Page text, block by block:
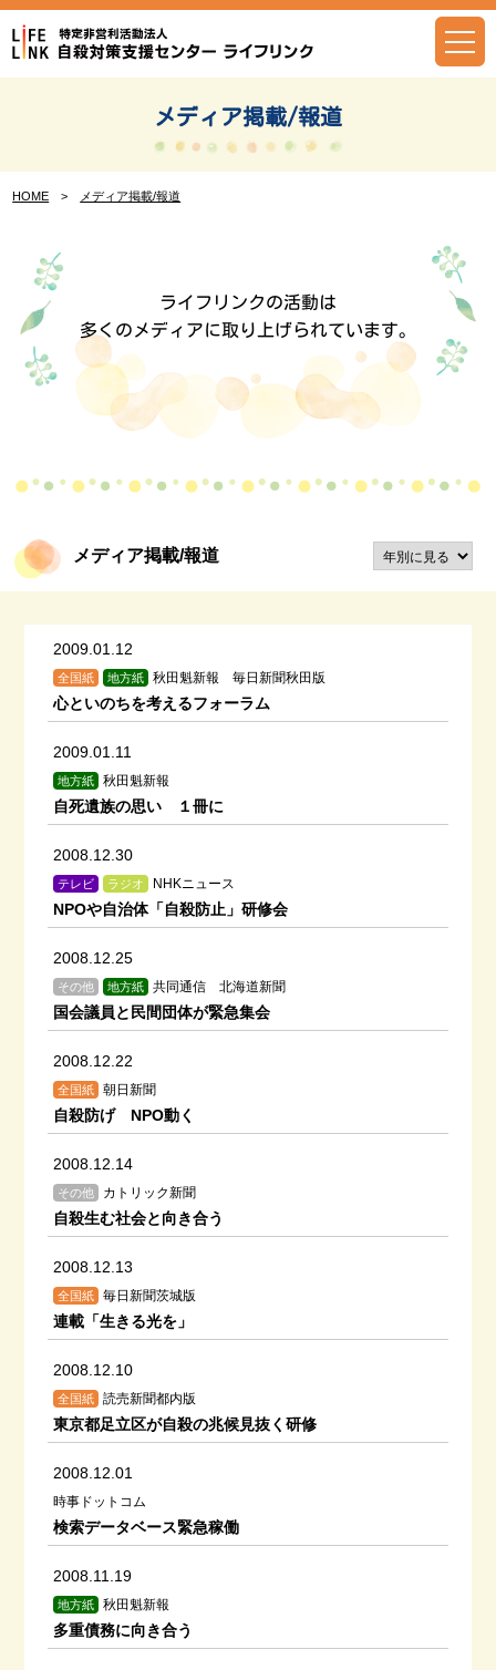
Skip
メディア掲載/報道
HOME > メディア掲載/報道
ライフリンクの活動は
多くのメディアに取り上げられています。
メディア掲載/報道
2009.01.12
全国紙 地方紙 秋田魁新報 毎日新聞秋田版
心といのちを考えるフォーラム
2009.01.11
地方紙 秋田魁新報
自死遺族の思い １冊に
2008.12.30
テレビ ラジオ NHKニュース
NPOや自治体「自殺防止」研修会
2008.12.25
その他 地方紙 共同通信 北海道新聞
国会議員と民間団体が緊急集会
2008.12.22
全国紙 朝日新聞
自殺防げ NPO動く
2008.12.14
その他 カトリック新聞
自殺生む社会と向き合う
2008.12.13
全国紙 毎日新聞茨城版
連載「生きる光を」
2008.12.10
全国紙 読売新聞都内版
東京都足立区が自殺の兆候見抜く研修
2008.12.01
時事ドットコム
検索データベース緊急稼働
2008.11.19
地方紙 秋田魁新報
多重債務に向き合う